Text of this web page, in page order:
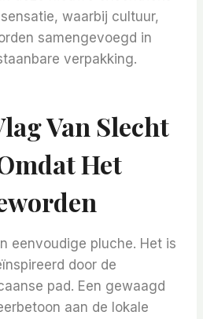
waarbij cultuur,
samengevoegd in
verpakking.
Van Slecht
Het
eenvoudige pluche. Het is
door de
pad. Een gewaagd
aan de lokale